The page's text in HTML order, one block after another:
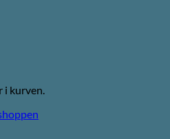
i kurven.